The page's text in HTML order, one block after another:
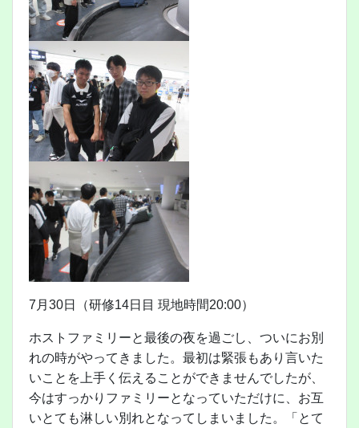
7月30日（研修14日目 現地時間20:00）
ホストファミリーと最後の夜を過ごし、ついにお別
れの時がやってきました。最初は緊張もあり言いた
いことを上手く伝えることができませんでしたが、
今はすっかりファミリーとなっていただけに、お互
いとても淋しい別れとなってしまいました。「とて